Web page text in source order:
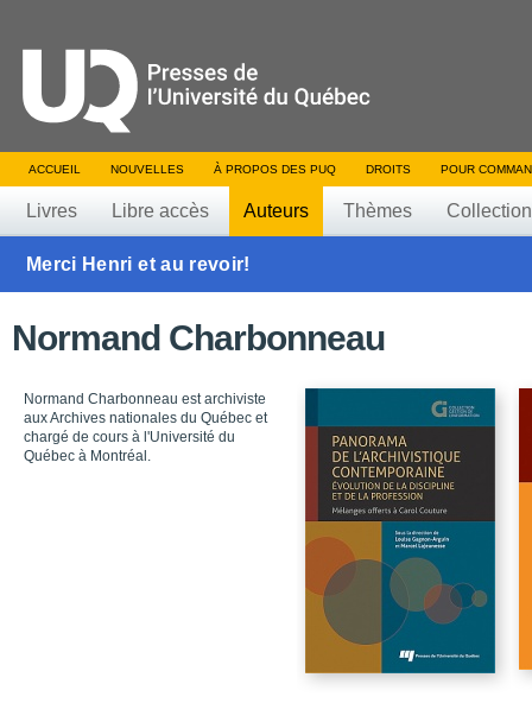
ACCUEIL NOUVELLES À PROPOS DES PUQ DROITS POUR
Livres Libre accès Auteurs Thèmes
Merci Henri et au revoir!
Normand Charbonneau
Normand Charbonneau est archiviste
aux Archives nationales du Québec et
chargé de cours à l'Université du
Québec à Montréal.